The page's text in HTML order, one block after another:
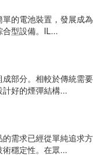
的電池裝置，發展成為
型設備。IL...
部分。相較於傳統需要
好的煙彈結構...
需求已經從單純追求方
穩定性。在眾...